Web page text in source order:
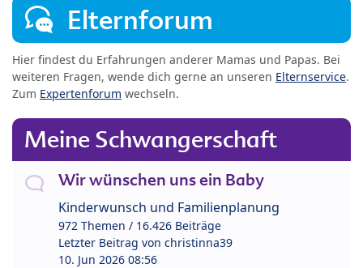
Elternforum
Hier findest du Erfahrungen anderer Mamas und Papas. Bei
weiteren Fragen, wende dich gerne an unseren Elternservice.
Zum Expertenforum wechseln.
Meine Schwangerschaft
Wir wünschen uns ein Baby
Kinderwunsch und Familienplanung
972 Themen / 16.426 Beiträge
Letzter Beitrag von christinna39
10. Jun 2026 08:56